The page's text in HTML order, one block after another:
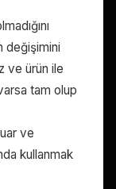
değişimini
ve ürün ile
tam olup
ve
kullanmak